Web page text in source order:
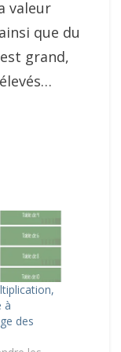
valeur
que du
grand,
à
des